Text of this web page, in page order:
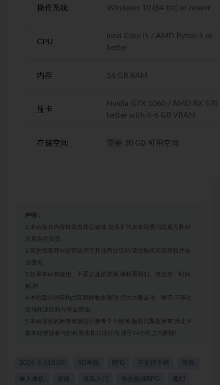
操作系统
CPU
内存
显卡
存储空间
Windows 10 (64-bit) or newer
Intel Core i5 / AMD Ryzen 5 or
better
16 GB RAM
Nvidia GTX 1060 / AMD RX 570
better with 4-6 GB VRAM
需要 30 GB 可用空间
声明：
1.本站部分内容转载自其它媒体,但并不代表本站赞同其观点和对
其真实性负责。
2.若您需要商业运营或用于其他商业活动,请您购买正版授权并合
法使用。
3.如果本站有侵犯、不妥之处的资源,请联系我们。将会第一时间
解决!
4.本站部分内容均由互联网收集整理,仅供大家参考、学习,不存在
任何商业目的与商业用途。
5.本站提供的所有资源仅供参考学习使用,版权归原著所有,禁止下
载本站资源参与任何商业和非法行为,请于24小时之内删除!
2024-5-510:50 3D画面 RPG 不支持手柄 冒险
单人单机 策略 菜鸟入门 角色扮演RPG 魔幻